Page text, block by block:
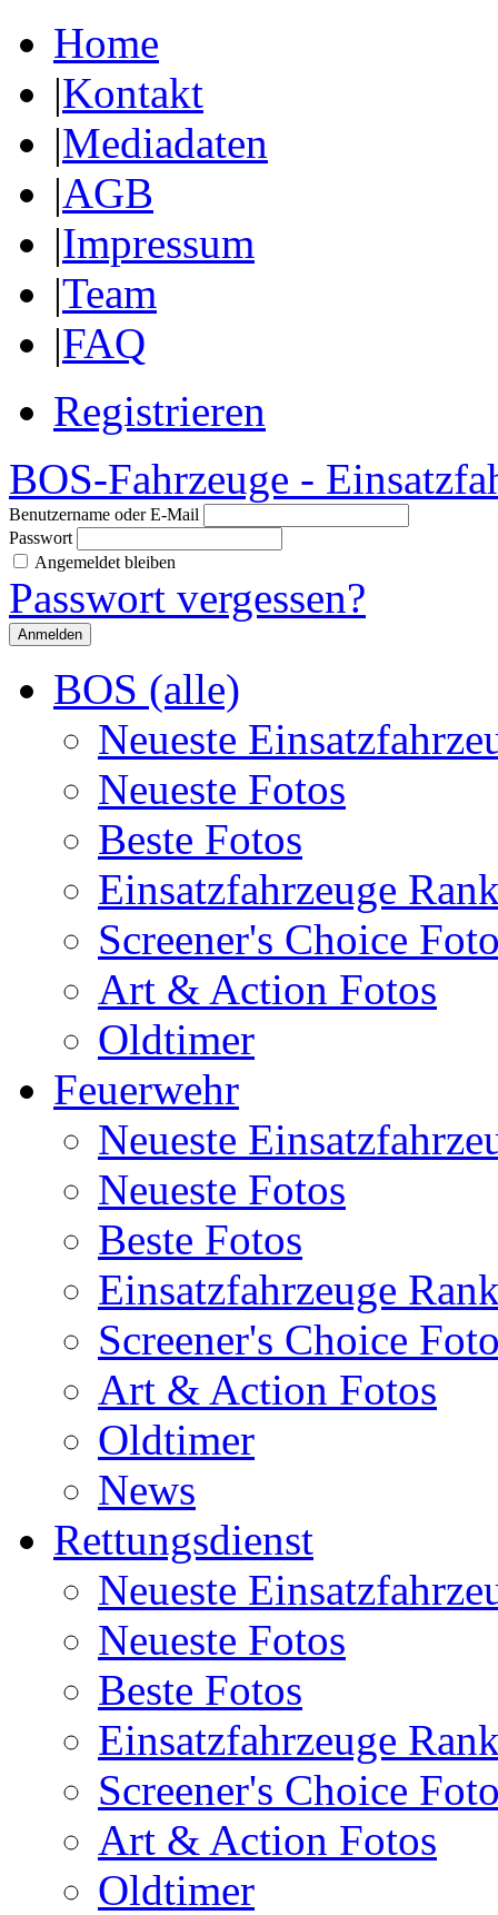
Home
|Kontakt
|Mediadaten
|AGB
|Impressum
|Team
|FAQ
Registrieren
BOS-Fahrzeuge -
Benutzername oder E-Mail
Passwort
Angemeldet bleiben
Passwort vergessen?
BOS (alle)
Neueste
Neueste Fotos
Beste Fotos
Einsatzfahrzeuge
Screener's Choice
Art & Action Fotos
Oldtimer
Feuerwehr
Neueste
Neueste Fotos
Beste Fotos
Einsatzfahrzeuge
Screener's Choice
Art & Action Fotos
Oldtimer
News
Rettungsdienst
Neueste
Neueste Fotos
Beste Fotos
Einsatzfahrzeuge
Screener's Choice
Art & Action Fotos
Oldtimer